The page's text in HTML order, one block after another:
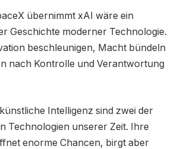
übernimmt xAI wäre ein
Geschichte moderner Technologie.
beschleunigen, Macht bündeln
nach Kontrolle und Verantwortung
Intelligenz sind zwei der
Technologien unserer Zeit. Ihre
enorme Chancen, birgt aber